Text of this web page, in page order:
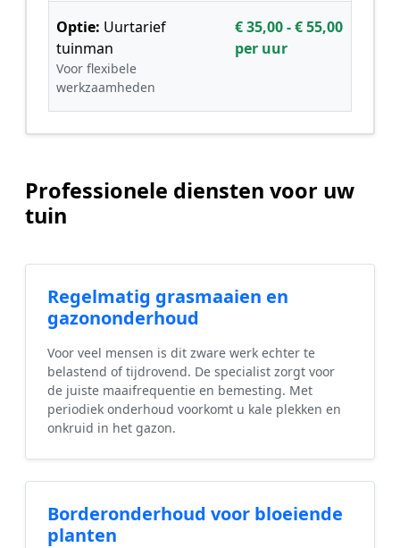
Optie: Uurtarief
tuinman
Voor flexibele
werkzaamheden
€ 35,00 - € 55,00
per uur
Professionele diensten voor uw
tuin
Regelmatig grasmaaien en
gazononderhoud
Voor veel mensen is dit zware werk echter te
belastend of tijdrovend. De specialist zorgt voor
de juiste maaifrequentie en bemesting. Met
periodiek onderhoud voorkomt u kale plekken en
onkruid in het gazon.
Borderonderhoud voor bloeiende
planten